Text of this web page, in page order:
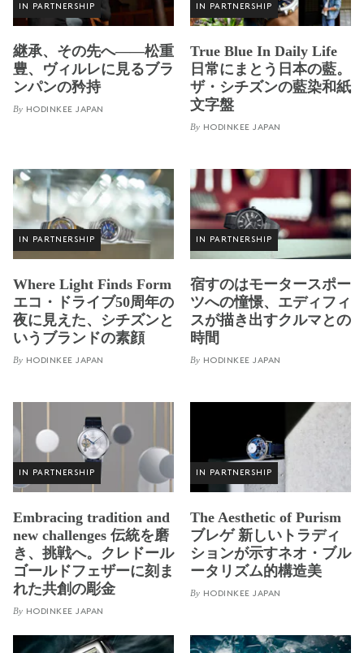
IN PARTNERSHIP
継承、その先へ——松重
豊、ヴィルレに見るブラ
ンパンの矜持
By HODINKEE JAPAN
IN PARTNERSHIP
True Blue In Daily Life
日常にまとう日本の藍。
ザ・シチズンの藍染和紙
文字盤
By HODINKEE JAPAN
IN PARTNERSHIP
Where Light Finds Form
エコ・ドライブ50周年の
夜に見えた、シチズンと
いうブランドの素顔
By HODINKEE JAPAN
IN PARTNERSHIP
宿すのはモータースポー
ツへの憧憬、エディフィ
スが描き出すクルマとの
時間
By HODINKEE JAPAN
IN PARTNERSHIP
Embracing tradition and
new challenges 伝統を磨
き、挑戦へ。クレドール
ゴールドフェザーに刻ま
れた共創の彫金
By HODINKEE JAPAN
IN PARTNERSHIP
The Aesthetic of Purism
ブレゲ 新しいトラディ
ションが示すネオ・ブル
ータリズム的構造美
By HODINKEE JAPAN